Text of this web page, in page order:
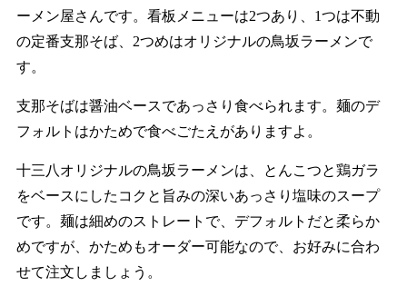
ーメン屋さんです。看板メニューは2つあり、1つは不動
の定番支那そば、2つめはオリジナルの鳥坂ラーメンで
す。
支那そばは醤油ベースであっさり食べられます。麺のデ
フォルトはかためで食べごたえがありますよ。
十三八オリジナルの鳥坂ラーメンは、とんこつと鶏ガラ
をベースにしたコクと旨みの深いあっさり塩味のスープ
です。麺は細めのストレートで、デフォルトだと柔らか
めですが、かためもオーダー可能なので、お好みに合わ
せて注文しましょう。